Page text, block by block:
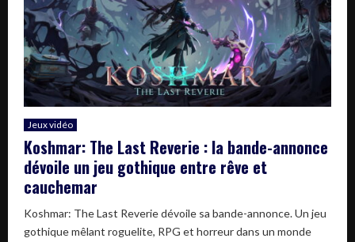
Jeux vidéo
Koshmar: The Last Reverie : la bande-annonce
dévoile un jeu gothique entre rêve et
cauchemar
Koshmar: The Last Reverie dévoile sa bande-annonce. Un jeu
gothique mêlant roguelite, RPG et horreur dans un monde